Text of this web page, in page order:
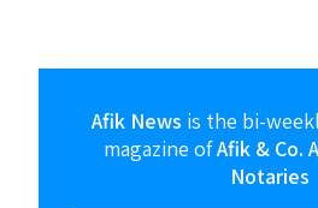
Afik News is the bi-
magazine ofAfik & Co.
Notaries